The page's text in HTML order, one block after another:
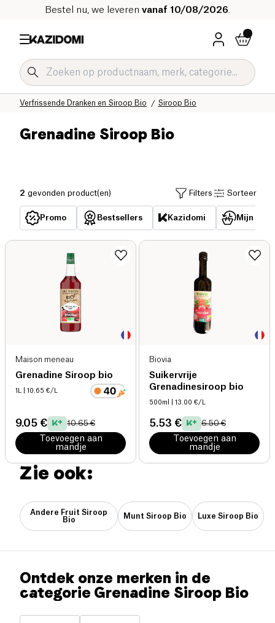
Bestel nu, we leveren vanaf 10/08/2026
Siroop Bio
Verfrissende Dranken en Siroop Bio
Dranken Bio
Onze biologische catalogus
Home
Grenadine Siroop Bio
2 gevonden product(en) Filters Sorteer
Promo Bestsellers Kazidomi Mijn
Maison meneau
Grenadine Siroop bio
1L | 10.65 €/L
9.05 € 10.65 €
Toevoegen aan
mandje
Biovia
Suikervrije
Grenadinesiroop bio
500ml | 13.00 €/L
5.53 € 6.50 €
Toevoegen aan
mandje
Zie ook:
Andere Fruit Siroop
Bio
Munt Siroop Bio Luxe Siroop Bio
Ontdek onze merken in de
categorie Grenadine Siroop Bio